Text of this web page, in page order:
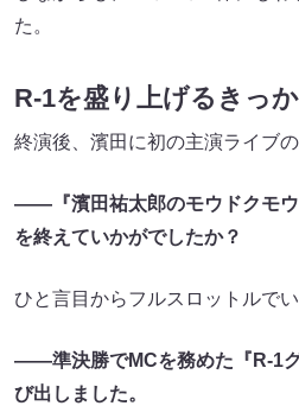
た。
R-1を盛り上げるきっ
終演後、濱田に初の主演ライブ
——『濱田祐太郎のモウドクモウ
を終えていかがでしたか？
ひと言目からフルスロットルで
——準決勝でMCを務めた『R-1
び出しました。